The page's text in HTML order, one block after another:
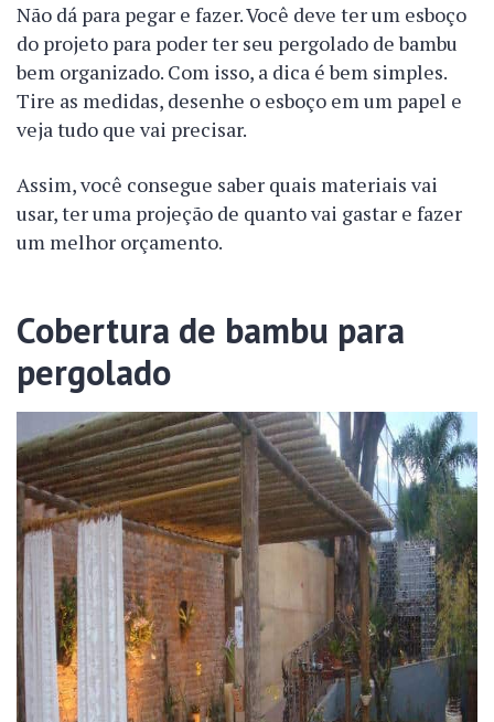
Não dá para pegar e fazer. Você deve ter um esboço
do projeto para poder ter seu pergolado de bambu
bem organizado. Com isso, a dica é bem simples.
Tire as medidas, desenhe o esboço em um papel e
veja tudo que vai precisar.
Assim, você consegue saber quais materiais vai
usar, ter uma projeção de quanto vai gastar e fazer
um melhor orçamento.
Cobertura de bambu para
pergolado